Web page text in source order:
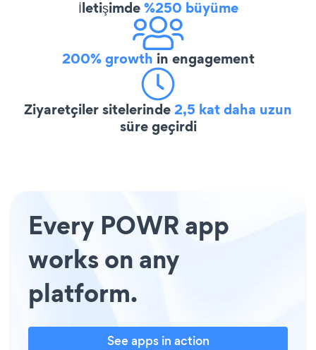
İletişimde%250 büyüme
200% growth in engagement
Ziyaretçiler sitelerinde2,5 kat daha uzun
süre geçirdi
Every POWR app
works on any
platform.
See apps in action